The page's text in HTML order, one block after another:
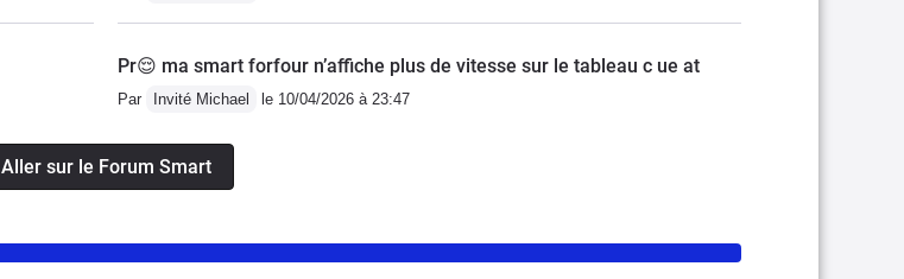
Pr😌 ma smart forfour n’affiche plus de vitesse sur le tableau c ue at
Par Invité Michael le 10/04/2026 à 23:47
Aller sur le Forum Smart